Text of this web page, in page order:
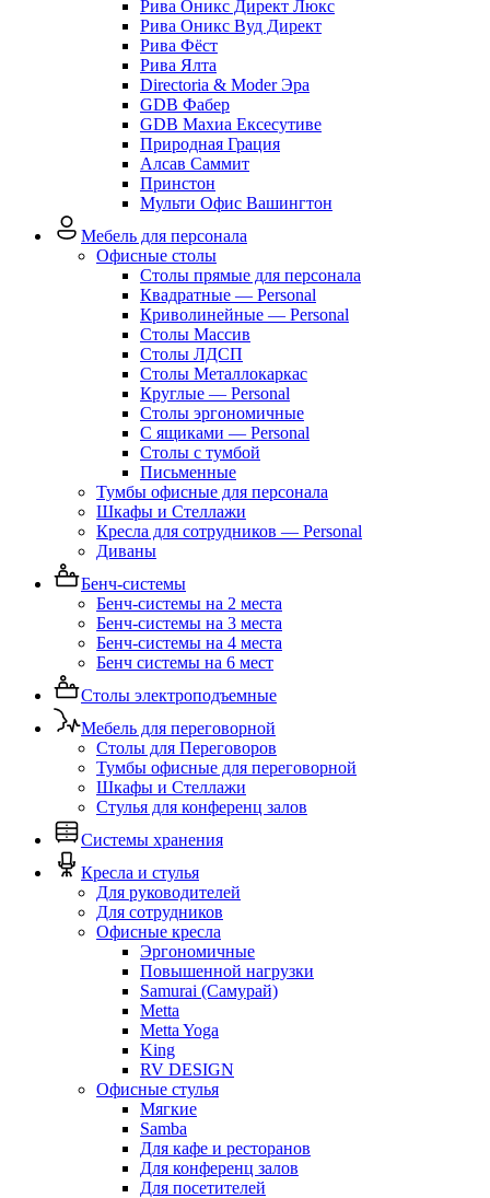
Рива Оникс Директ Люкс
Рива Оникс Вуд Директ
Рива Фёст
Рива Ялта
Directoria & Moder Эра
GDB Фабер
GDB Махиа Ексесутиве
Природная Грация
Алсав Саммит
Принстон
Мульти Офис Вашингтон
Мебель для персонала
Офисные столы
Столы прямые для персонала
Квадратные — Personal
Криволинейные — Personal
Столы Массив
Столы ЛДСП
Столы Металлокаркас
Круглые — Personal
Столы эргономичные
С ящиками — Personal
Столы с тумбой
Письменные
Тумбы офисные для персонала
Шкафы и Стеллажи
Кресла для сотрудников — Personal
Диваны
Бенч-системы
Бенч-системы на 2 места
Бенч-системы на 3 места
Бенч-системы на 4 места
Бенч системы на 6 мест
Столы электроподъемные
Мебель для переговорной
Столы для Переговоров
Тумбы офисные для переговорной
Шкафы и Стеллажи
Стулья для конференц залов
Системы хранения
Кресла и стулья
Для руководителей
Для сотрудников
Офисные кресла
Эргономичные
Повышенной нагрузки
Samurai (Самурай)
Metta
Metta Yoga
King
RV DESIGN
Офисные стулья
Мягкие
Samba
Для кафе и ресторанов
Для конференц залов
Для посетителей